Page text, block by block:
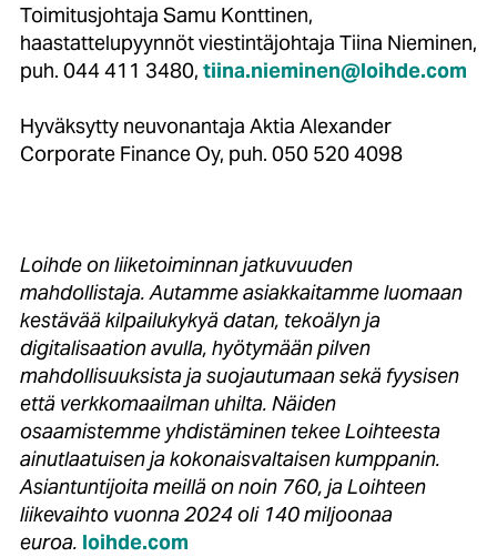
Toimitusjohtaja Samu Konttinen,
haastattelupyynnöt viestintäjohtaja Tiina Nieminen,
puh. 044 411 3480, tiina.nieminen@loihde.com
Hyväksytty neuvonantaja Aktia Alexander
Corporate Finance Oy, puh. 050 520 4098
Loihde on liiketoiminnan jatkuvuuden
mahdollistaja. Autamme asiakkaitamme luomaan
kestävää kilpailukykyä datan, tekoälyn ja
digitalisaation avulla, hyötymään pilven
mahdollisuuksista ja suojautumaan sekä fyysisen
että verkkomaailman uhilta. Näiden
osaamistemme yhdistäminen tekee Loihteesta
ainutlaatuisen ja kokonaisvaltaisen kumppanin.
Asiantuntijoita meillä on noin 760, ja Loihteen
liikevaihto vuonna 2024 oli 140 miljoonaa
euroa. loihde.com